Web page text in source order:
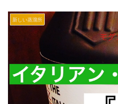
新しい蒸溜所